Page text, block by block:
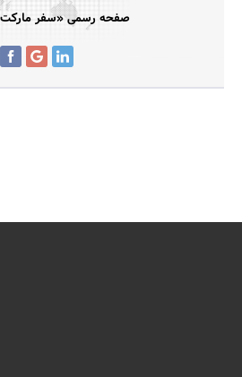
صفحه رسمی «سفر مارکت»